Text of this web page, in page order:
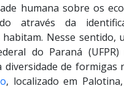
humana sobre os
através da
Nesse sentido,
do Paraná
diversidade de formigas
, localizado em